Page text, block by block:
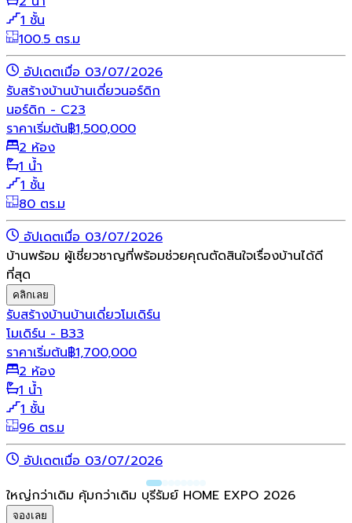
1 ชั้น
100.5 ตร.ม
อัปเดตเมื่อ 03/07/2026
รับสร้างบ้านบ้านเดี่ยวนอร์ดิก
นอร์ดิก - C23
ราคาเริ่มต้น฿1,500,000
2 ห้อง
1 น้ำ
1 ชั้น
80 ตร.ม
อัปเดตเมื่อ 03/07/2026
บ้านพร้อม ผู้เชี่ยวชาญที่พร้อมช่วยคุณตัดสินใจเรื่องบ้านได้ดี
ที่สุด
คลิกเลย
รับสร้างบ้านบ้านเดี่ยวโมเดิร์น
โมเดิร์น - B33
ราคาเริ่มต้น฿1,700,000
2 ห้อง
1 น้ำ
1 ชั้น
96 ตร.ม
อัปเดตเมื่อ 03/07/2026
ใหญ่กว่าเดิม คุ้มกว่าเดิม บุรีรัมย์ HOME EXPO 2026
จองเลย